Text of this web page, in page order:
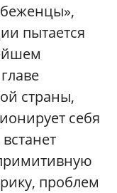
пытается
страны,
себя
проблем